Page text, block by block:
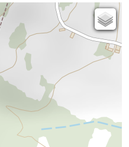
Carte de l'état-major (1820-1866)
Parcellaire cadastral